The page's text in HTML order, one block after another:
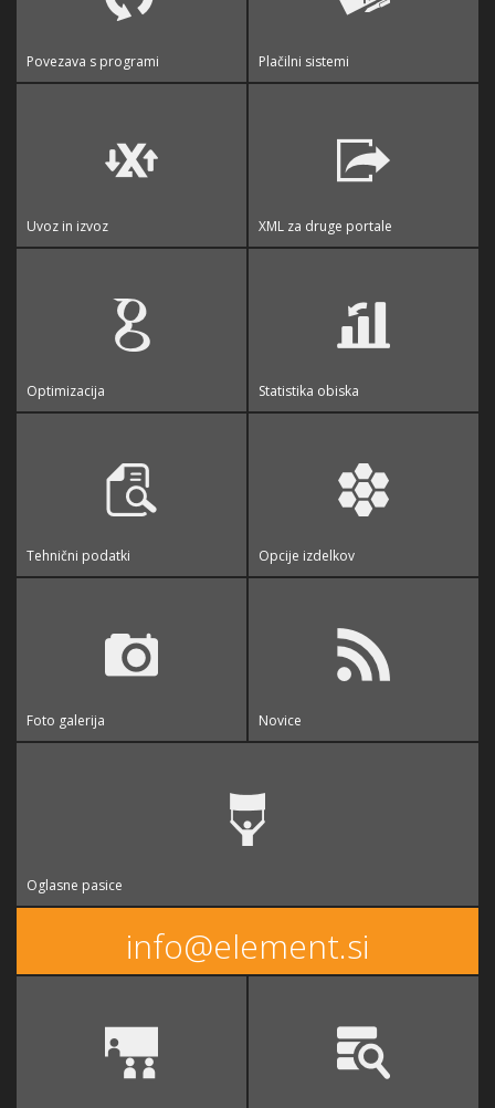
Povezava s programi Plačilni sistemi
Uvoz in izvoz XML za druge portale
Optimizacija Statistika obiska
Tehnični podatki Opcije izdelkov
Foto galerija Novice
Oglasne pasice
info@element.si